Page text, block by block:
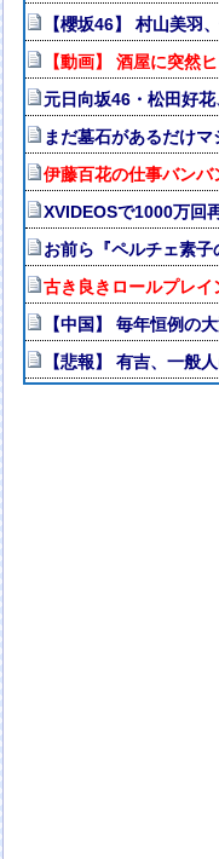
【櫻坂46】 村山美羽
【動画】 酒屋に突然
元日向坂46・松田好
まだ墓石があるだけ
伊藤百花の仕事バン
XVIDEOSで1000万回
お前ら『ペルチェ素子
古き良きロールプレ
【中国】 毎年恒例の
【悲報】 有吉、一般